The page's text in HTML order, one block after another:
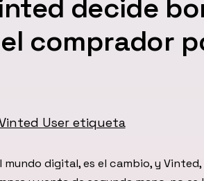
decide
comprador
digital, es el cambio, y Vinted,